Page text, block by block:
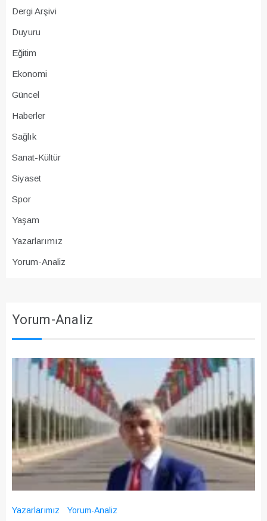
Dergi Arşivi
Duyuru
Eğitim
Ekonomi
Güncel
Haberler
Sağlık
Sanat-Kültür
Siyaset
Spor
Yaşam
Yazarlarımız
Yorum-Analiz
Yorum-Analiz
Yazarlarımız Yorum-Analiz